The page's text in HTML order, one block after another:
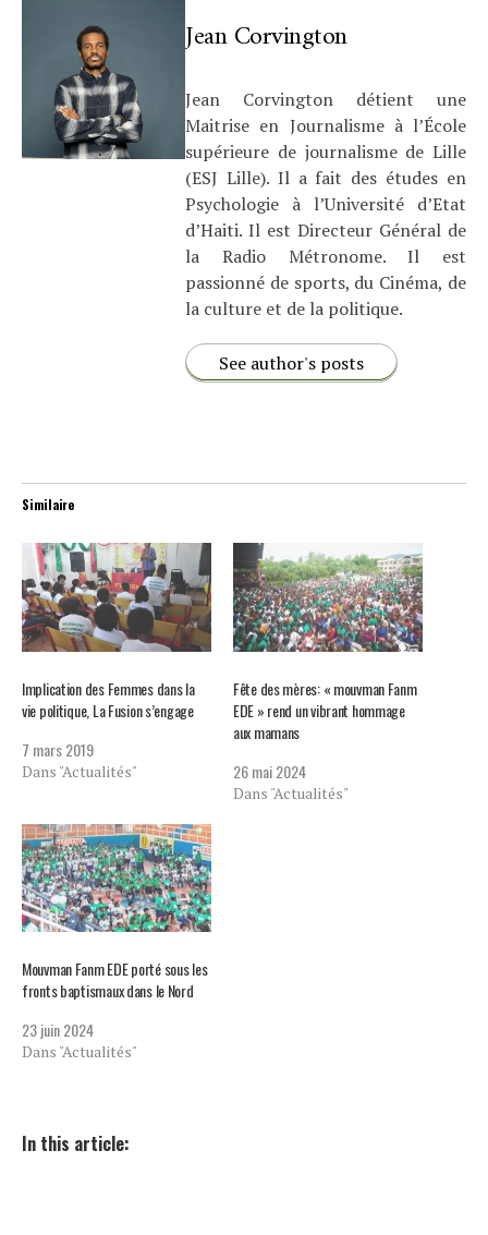
Jean Corvington
Jean Corvington détient une
Maitrise en Journalisme à l’École
supérieure de journalisme de Lille
(ESJ Lille). Il a fait des études en
Psychologie à l’Université d’Etat
d’Haiti. Il est Directeur Général de
la Radio Métronome. Il est
passionné de sports, du Cinéma, de
la culture et de la politique.
See author's posts
Similaire
Implication des Femmes dans la
vie politique, La Fusion s’engage
7 mars 2019
Dans "Actualités"
Fête des mères: « mouvman Fanm
EDE » rend un vibrant hommage
aux mamans
26 mai 2024
Dans "Actualités"
Mouvman Fanm EDE porté sous les
fronts baptismaux dans le Nord
23 juin 2024
Dans "Actualités"
In this article: